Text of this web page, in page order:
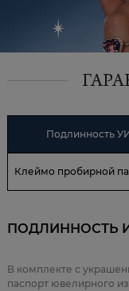
Подлинность
Клеймо пробирной
ПОДЛИННОСТЬ
В комплекте с
паспорт ювелирного